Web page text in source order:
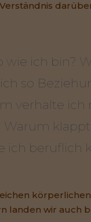
wie ich bin?
so
verhalte
Warum
ich beruflich
landen wir auch